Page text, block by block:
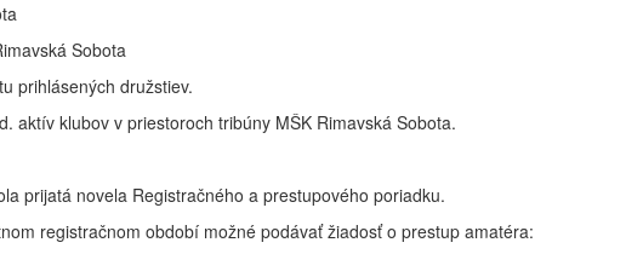
Sobota
prihlásených družstiev.
aktív klubov v priestoroch tribúny MŠK Rimavská Sobota.
prijatá novela Registračného a prestupového poriadku.
registračnom období možné podávať žiadosť o prestup amatéra: